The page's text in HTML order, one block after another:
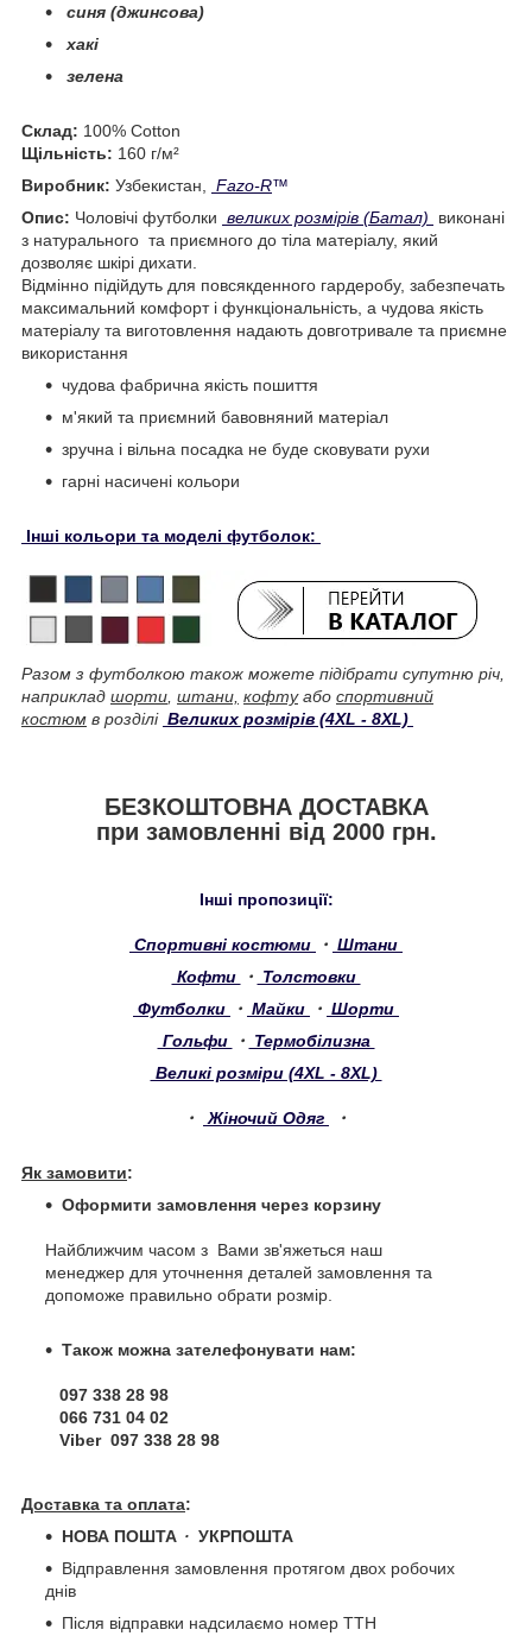
синя (джинсова)
хакі
зелена
Склад: 100% Cotton
Щільність: 160 г/м²
Виробник: Узбекистан, Fazo-R™
Опис: Чоловічі футболки великих розмірів (Батал)
виконані
з натурального та приємного до тіла матеріалу, який
дозволяє шкірі дихати.
Відмінно підійдуть для повсякденного гардеробу, забезпечать
максимальний комфорт і функціональність, а чудова якість
матеріалу та виготовлення надають довготривале та приємне
використання
чудова фабрична якість пошиття
м'який та приємний бавовняний матеріал
зручна і вільна посадка не буде сковувати рухи
гарні насичені кольори
Інші кольори та моделі футболок:
Разом з футболкою також можете підібрати супутню річ,
наприклад шорти, штани, кофтуабо спортивний
костюм в розділі Великих розмірів (4XL - 8XL)
БЕЗКОШТОВНА ДОСТАВКА
при замовленні від 2000 грн.
Інші пропозиції:
Спортивні костюми ・ Штани
Кофти
・ Толстовки
Футболки
・ Майки ・ Шорти
Гольфи
・ Термобілизна
Великі розміри (4XL - 8XL)
・ Жіночий Одяг ・
Як замовити:
Оформити замовлення через корзину
Найближчим часом з Вами зв'яжеться наш
менеджер для уточнення деталей замовлення та
допоможе правильно обрати розмір.
Також можна зателефонувати нам:
097 338 28 98
066 731 04 02
Viber 097 338 28 98
Доставка та оплата:
НОВА ПОШТА ・ УКРПОШТА
Відправлення замовлення протягом двох робочих
днів
Після відправки надсилаємо номер ТТН